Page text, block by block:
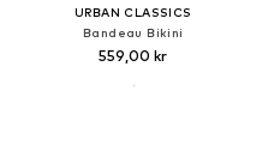
URBAN CLASSICS
Bandeau Bikini
559,00 kr